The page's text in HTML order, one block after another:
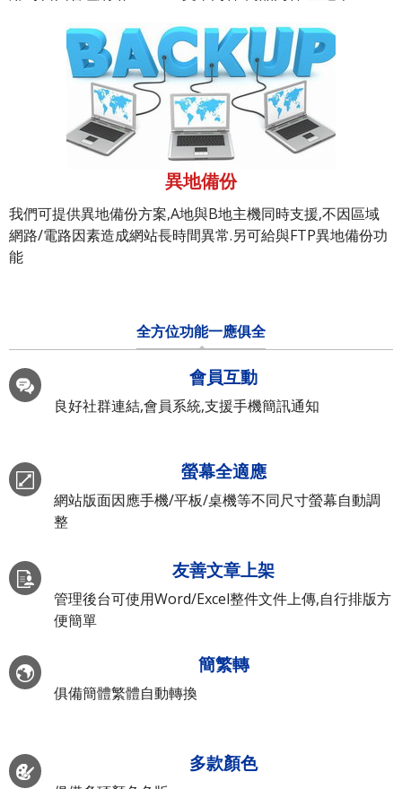
異地備份
我們可提供異地備份方案,A地與B地主機同時支援,不因區域
網路/電路因素造成網站長時間異常.另可給與FTP異地備份功
能
全方位功能一應俱全
會員互動
良好社群連結,會員系統,支援手機簡訊通知
螢幕全適應
網站版面因應手機/平板/桌機等不同尺寸螢幕自動調
整
友善文章上架
管理後台可使用Word/Excel整件文件上傳,自行排版方
便簡單
簡繁轉
俱備簡體繁體自動轉換
多款顏色